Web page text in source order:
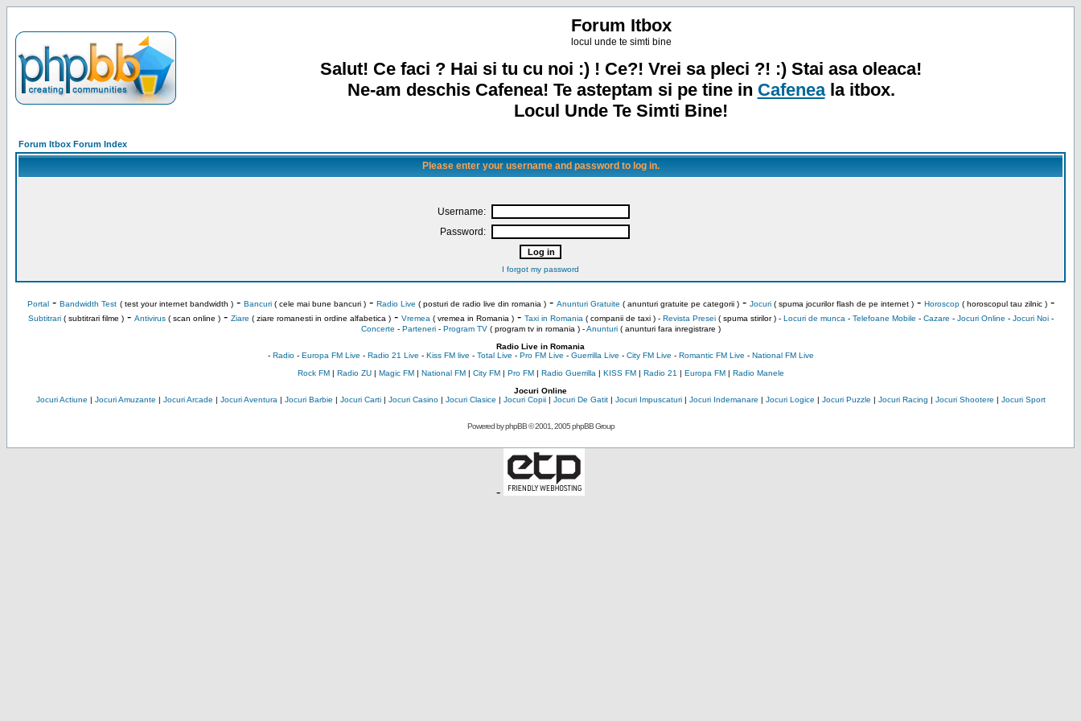
Forum Itbox
locul unde te simti bine
Salut! Ce faci ? Hai si tu cu noi :) ! Ce?! Vrei sa pleci ?! :) Stai asa oleaca!
Ne-am deschis Cafenea! Te asteptam si pe tine in Cafeneala itbox.
Locul Unde Te Simti Bine!
Forum Itbox Forum Index
Please enter your username and password to log in.
Username:
Password:
I forgot my password
Portal- Bandwidth Test ( test your internet bandwidth )- Bancuri( cele mai bune bancuri )- Radio Live ( posturi de radio live din romania )- Anunturi Gratuite ( anunturi gratuite pe categorii )- Jocuri( spuma jocurilor flash de pe internet )- Horoscop( horoscopul tau zilnic )-
Subtitrari( subtitrari filme )- Antivirus( scan online )- Ziare ( ziare romanesti in ordine alfabetica )- Vremea ( vremea in Romania )- Taxi in Romania ( companii de taxi ) - Revista Presei( spuma stirilor ) - Locuri de munca - Telefoane Mobile - Cazare - Jocuri Online - Jocuri Noi-
Concerte - Parteneri- Program TV( program tv in romania )-Anunturi( anunturi fara inregistrare )
Radio Live in Romania
- Radio- Europa FM Live - Radio 21 Live - Kiss FM live - Total Live - Pro FM Live - Guerrilla Live - City FM Live - Romantic FM Live - National FM Live
Rock FM| Radio ZU| Magic FM| National FM| City FM| Pro FM| Radio Guerrilla | KISS FM| Radio 21 | Europa FM| Radio Manele
Jocuri Online
Jocuri Actiune | Jocuri Amuzante | Jocuri Arcade | Jocuri Aventura | Jocuri Barbie | Jocuri Carti| Jocuri Casino| Jocuri Clasice | Jocuri Copii| Jocuri De Gatit| Jocuri Impuscaturi| Jocuri Indemanare | Jocuri Logice | Jocuri Puzzle | Jocuri Racing | Jocuri Shootere | Jocuri Sport
Powered byphpBB© 2001, 2005 phpBB Group
-